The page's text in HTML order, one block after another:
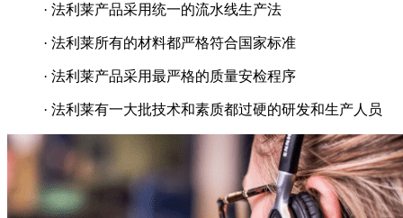
· 法利莱产品采用统一的流水线生产法
· 法利莱所有的材料都严格符合国家标准
· 法利莱产品采用最严格的质量安检程序
· 法利莱有一大批技术和素质都过硬的研发和生产人员